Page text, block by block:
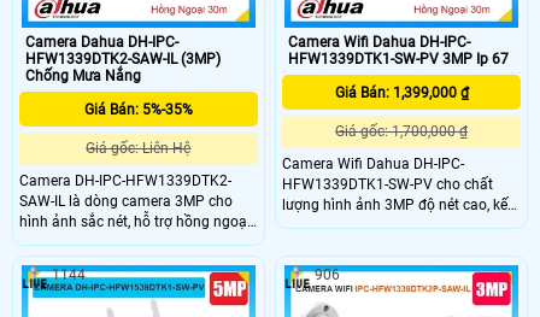
Camera Dahua DH-IPC-
HFW1339DTK2-SAW-IL (3MP)
Chống Mưa Nắng
Giá Bán: 5%-35%
Giá gốc: Liên Hệ
Camera DH-IPC-HFW1339DTK2-
SAW-IL là dòng camera 3MP cho
hình ảnh sắc nét, hỗ trợ hồng ngoại
30m và ánh sáng trắng giúp quan
sát ban đêm có màu. Camera có
khả năng phát hiện con người,
phương tiện, tích hợp mic thu âm và
Camera Wifi Dahua DH-IPC-
HFW1339DTK1-SW-PV 3MP Ip 67
Giá Bán: 1,399,000 ₫
Giá gốc: 1,700,000 ₫
Camera Wifi Dahua DH-IPC-
HFW1339DTK1-SW-PV cho chất
lượng hình ảnh 3MP độ nét cao, kết
nối wifi nhanh chóng, sử dụng đèn
Ngoài ra, camera còn mang đến các
tính năng nổi trội như phát hiện
người, phát hiện chuyển động SMD
1144 906